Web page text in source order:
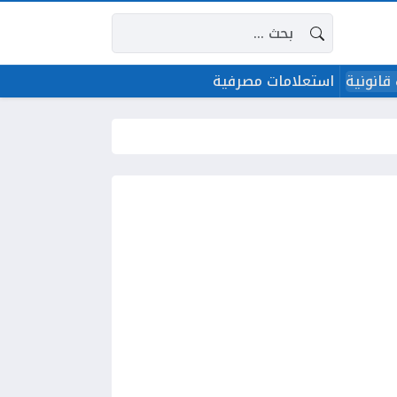
البحث عن:
استعلامات مصرفية